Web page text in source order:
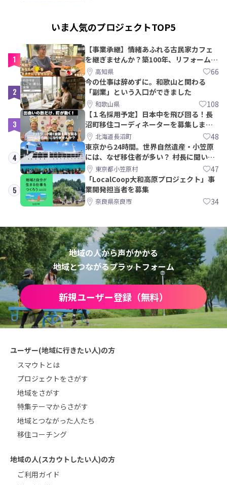
いま人気のプロジェクトTOP5
1
【事業承継】情緒あふれる古民家カフェ
を継ぎませんか？築100年、リフォームか
ら約10年！
高知県 66
2
今の仕事は辞めずに。和歌山と関わる
「副業」という入口ができました
和歌山県 108
3
【１名採用予定】日本中を飛び回る！長
沼町移住コーディネーターを募集しま
す！北海道長沼町 48
4
東京から24時間。世界自然遺産・小笠原
には、なぜ移住者が多い？ 村長に聞いて
みた東京都小笠原村 47
5
「LocalCoop大和高原プロジェクト」事
業開発担当者を募集
奈良県奈良市 34
地域の人から声がかかる
地域とつながるプラットフォーム
新規ユーザー登録（無料）
ユーザー(地域に行きたい人)の方
スマウトとは
プロジェクトをさがす
地域をさがす
特集テーマからさがす
地域とつながった人たち
移住コーチング
地域の人(スカウトしたい人)の方
ご利用ガイド